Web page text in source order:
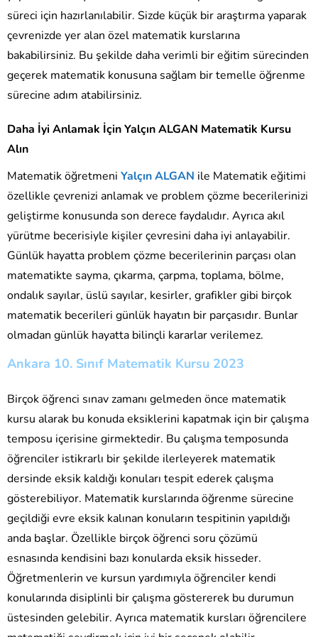
süreci için hazırlanılabilir. Sizde küçük bir araştırma yaparak
çevrenizde yer alan özel matematik kurslarına
bakabilirsiniz. Bu şekilde daha verimli bir eğitim sürecinden
geçerek matematik konusuna sağlam bir temelle öğrenme
sürecine adım atabilirsiniz.
Daha İyi Anlamak İçin Yalçın ALGAN Matematik Kursu
Alın
Matematik öğretmeni Yalçın ALGAN ile Matematik eğitimi
özellikle çevrenizi anlamak ve problem çözme becerilerinizi
geliştirme konusunda son derece faydalıdır. Ayrıca akıl
yürütme becerisiyle kişiler çevresini daha iyi anlayabilir.
Günlük hayatta problem çözme becerilerinin parçası olan
matematikte sayma, çıkarma, çarpma, toplama, bölme,
ondalık sayılar, üslü sayılar, kesirler, grafikler gibi birçok
matematik becerileri günlük hayatın bir parçasıdır. Bunlar
olmadan günlük hayatta bilinçli kararlar verilemez.
Ankara 10. Sınıf Matematik Kursu 2023
Birçok öğrenci sınav zamanı gelmeden önce matematik
kursu alarak bu konuda eksiklerini kapatmak için bir çalışma
temposu içerisine girmektedir. Bu çalışma temposunda
öğrenciler istikrarlı bir şekilde ilerleyerek matematik
dersinde eksik kaldığı konuları tespit ederek çalışma
gösterebiliyor. Matematik kurslarında öğrenme sürecine
geçildiği evre eksik kalınan konuların tespitinin yapıldığı
anda başlar. Özellikle birçok öğrenci soru çözümü
esnasında kendisini bazı konularda eksik hisseder.
Öğretmenlerin ve kursun yardımıyla öğrenciler kendi
konularında disiplinli bir çalışma göstererek bu durumun
üstesinden gelebilir. Ayrıca matematik kursları öğrencilere